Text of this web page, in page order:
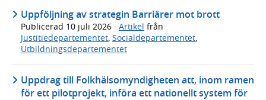
Uppföljning av strategin Barriärer mot brott
Publicerad 10 juli 2026 · Artikel från
Justitiedepartementet, Socialdepartementet,
Utbildningsdepartementet
Uppdrag till Folkhälsomyndigheten att, inom ramen
för ett pilotprojekt, införa ett nationellt system för